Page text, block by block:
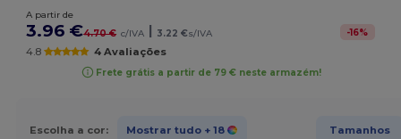
A partir de
3.96 €4.70 € c/IVA | 3.22 €s/IVA -16%
4.8 4 Avaliações
Frete grátis a partir de 79 € neste armazém!
Escolha a cor: Mostrar tudo + 18 Tamanhos